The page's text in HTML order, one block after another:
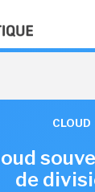
CLOUD
de